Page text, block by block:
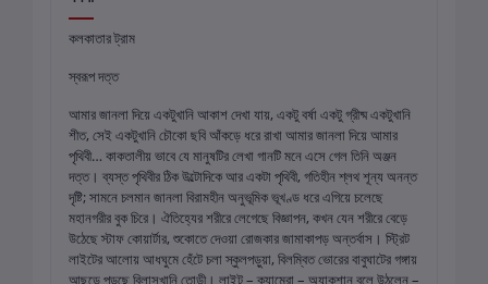
কলকাতার ট্রাম
স্বরূপ দত্ত
আমার জানলা দিয়ে একটুখানি আকাশ দেখা যায়, একটু বর্ষা একটু গ্রীষ্ম একটুখানি
শীত, সেই একটুখানি চৌকো ছবি আঁকড়ে ধরে রাখা আমার জানলা দিয়ে আমার
পৃথিবী… কাকতালীয় ভাবে যে মানুষটির লেখা গানটি মনে এসে গেল তিনি অঞ্জন
দত্ত। ব্যস্ত পৃথিবীর ঠিক উল্টোদিকে আর একটা পৃথিবী, গতিহীন শ্লথ শূন্য অনন্ত
দৃষ্টি; সামনে চলমান জানলা বিরামহীন অনুভূমিক ভূখণ্ড ধরে এগিয়ে চলেছে
মহানগরীর বুক চিরে। ঐতিহ্যের শরীরে লেগেছে বিজ্ঞাপন, কখন যেন শরীরে বেড়ে
উঠেছে স্টাফ কোয়ার্টার, শুকোতে দেওয়া রোজকার জামাকাপড় অন্তর্বাস। স্ট্রিট
লাইটের আলোয় আধঘুমে হেঁটে চলা স্কুলপড়ুয়া, বিলম্বিত ভোরের বাবুঘাটের গঙ্গায়
আছড়ে পড়ছে বিলাসখানি তোড়ী। লাইট – ক্যামেরা – অ্যাকশান বলে উঠলেন –